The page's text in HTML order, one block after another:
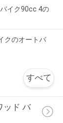
イク90cc 4の
クのオートバ
すべて
ッド バ